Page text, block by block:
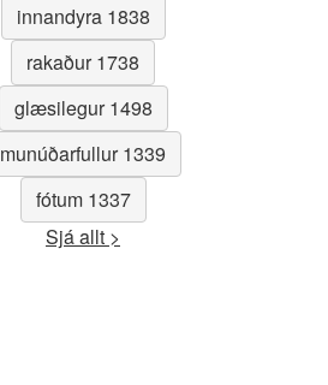
innandyra 1838
rakaður 1738
glæsilegur 1498
munúðarfullur 1339
fótum 1337
Sjá allt >